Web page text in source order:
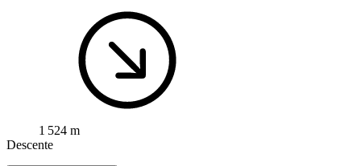
1 524 m
Descente